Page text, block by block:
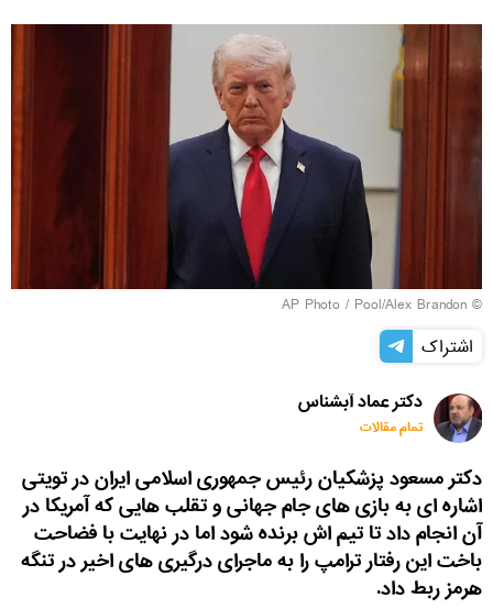
© AP Photo / Pool/Alex Brandon
اشتراک
دکتر عماد آبشناس
تمام مقالات
دکتر مسعود پزشکیان رئیس جمهوری اسلامی ایران در تویتی
اشاره ای به بازی های جام جهانی و تقلب هایی که آمریکا در
آن انجام داد تا تیم اش برنده شود اما در نهایت با فضاحت
باخت این رفتار ترامپ را به ماجرای درگیری های اخیر در تنگه
هرمز ربط داد.